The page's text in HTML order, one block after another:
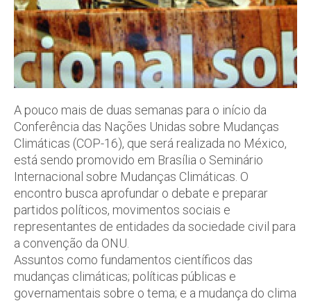
A pouco mais de duas semanas para o início da
Conferência das Nações Unidas sobre Mudanças
Climáticas (COP-16), que será realizada no México,
está sendo promovido em Brasília o Seminário
Internacional sobre Mudanças Climáticas. O
encontro busca aprofundar o debate e preparar
partidos políticos, movimentos sociais e
representantes de entidades da sociedade civil para
a convenção da ONU.
Assuntos como fundamentos científicos das
mudanças climáticas; políticas públicas e
governamentais sobre o tema; e a mudança do clima